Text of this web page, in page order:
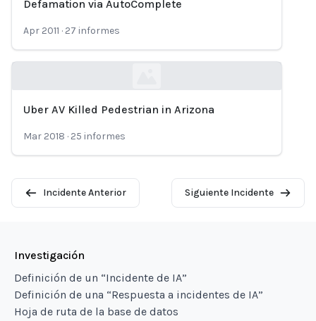
Defamation via AutoComplete
Apr 2011 · 27 informes
Uber AV Killed Pedestrian in Arizona
Mar 2018 · 25 informes
Incidente Anterior Siguiente Incidente
Investigación
Definición de un “Incidente de IA”
Definición de una “Respuesta a incidentes de IA”
Hoja de ruta de la base de datos